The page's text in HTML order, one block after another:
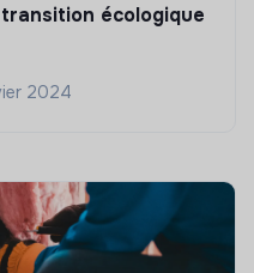
écologique
2024